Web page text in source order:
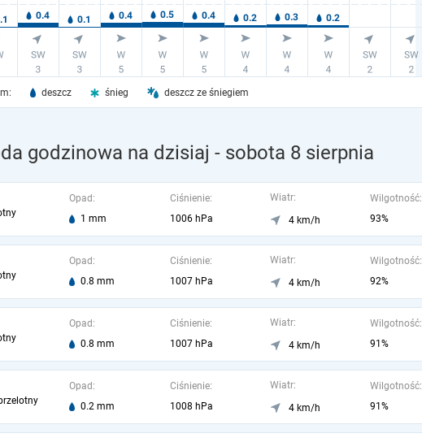
deszcz śnieg deszcz ze śniegiem
godzinowa na dzisiaj - sobota 8 sierpnia
Opad:
1 mm
Ciśnienie:
1006 hPa
Wiatr:
4 km/h
Wilgotność:
93%
Opad:
0.8 mm
Ciśnienie:
1007 hPa
Wiatr:
4 km/h
Wilgotność:
92%
Opad:
0.8 mm
Ciśnienie:
1007 hPa
Wiatr:
4 km/h
Wilgotność:
91%
Opad:
0.2 mm
Ciśnienie:
1008 hPa
Wiatr:
4 km/h
Wilgotność:
91%